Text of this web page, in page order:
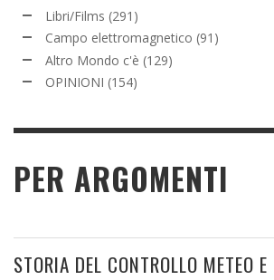
Libri/Films (291)
Campo elettromagnetico (91)
Altro Mondo c'è (129)
OPINIONI (154)
PER ARGOMENTI
STORIA DEL CONTROLLO METEO